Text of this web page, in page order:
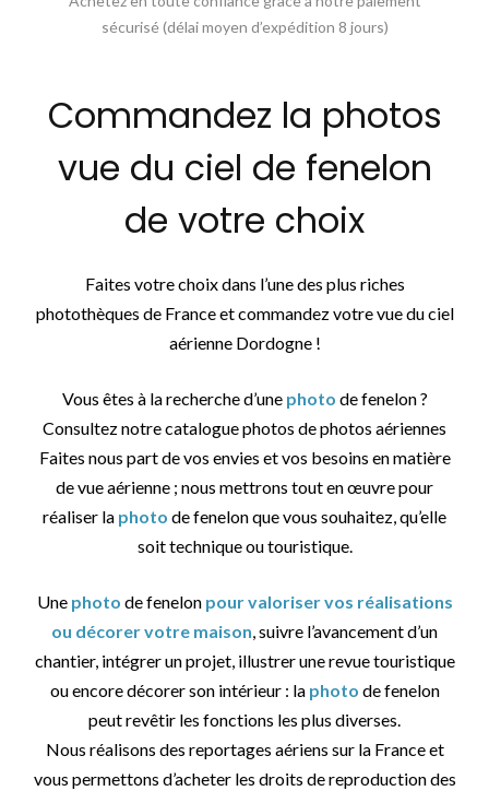
sécurisé (délai moyen d’expédition 8 jours)
Commandez la photos
vue du ciel de fenelon
de votre choix
Faites votre choix dans l’une des plus riches
photothèques de France et commandez votre vue du ciel
aérienne Dordogne !
Vous êtes à la recherche d’une photo de fenelon ?
Consultez notre catalogue photos de photos aériennes
Faites nous part de vos envies et vos besoins en matière
de vue aérienne ; nous mettrons tout en œuvre pour
réaliser la photo de fenelon que vous souhaitez, qu’elle
soit technique ou touristique.
Une photo de fenelon pour valoriser vos réalisations
ou décorer votre maison, suivre l’avancement d’un
chantier, intégrer un projet, illustrer une revue touristique
ou encore décorer son intérieur : la photo de fenelon
peut revêtir les fonctions les plus diverses.
Nous réalisons des reportages aériens sur la France et
vous permettons d’acheter les droits de reproduction des